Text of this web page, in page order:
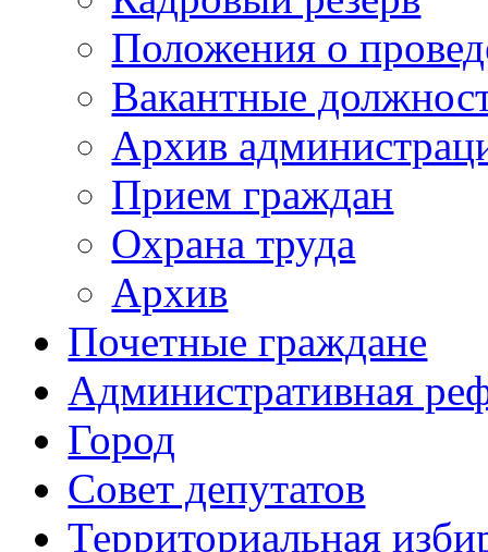
Положения о
Вакантные
Архив
Прием граждан
Охрана труда
Архив
Почетные граждане
Административная
Город
Совет депутатов
Территориальная